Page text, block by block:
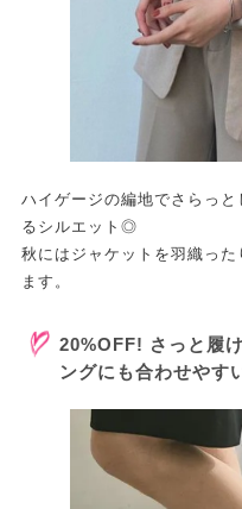
ハイゲージの編地でさらっ
るシルエット◎
秋にはジャケットを羽織っ
ます。
20%OFF! さっと履
ングにも合わせやす